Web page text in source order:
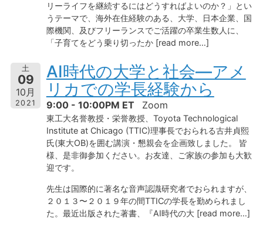
リーライフを継続するにはどうすればよいのか？」とい
うテーマで、海外在住経験のある、大学、日本企業、国
際機関、及びフリーランスでご活躍の卒業生数人に、
「子育てをどう乗り切ったか [read more…]
土
09
10月
2021
AI時代の大学と社会—アメ
リカでの学長経験から
9:00 - 10:00PM ET Zoom
東工大名誉教授・栄誉教授、Toyota Technological
Institute at Chicago (TTIC)理事長でおられる古井貞熙
氏(東大OB)を囲む講演・懇親会を企画致しました。 皆
様、是非御参加ください。お友達、ご家族の参加も大歓
迎です。
先生は国際的に著名な音声認識研究者でおられますが、
２０１３〜２０１９年の間TTICの学長を勤められまし
た。最近出版された著書、『AI時代の大 [read more…]